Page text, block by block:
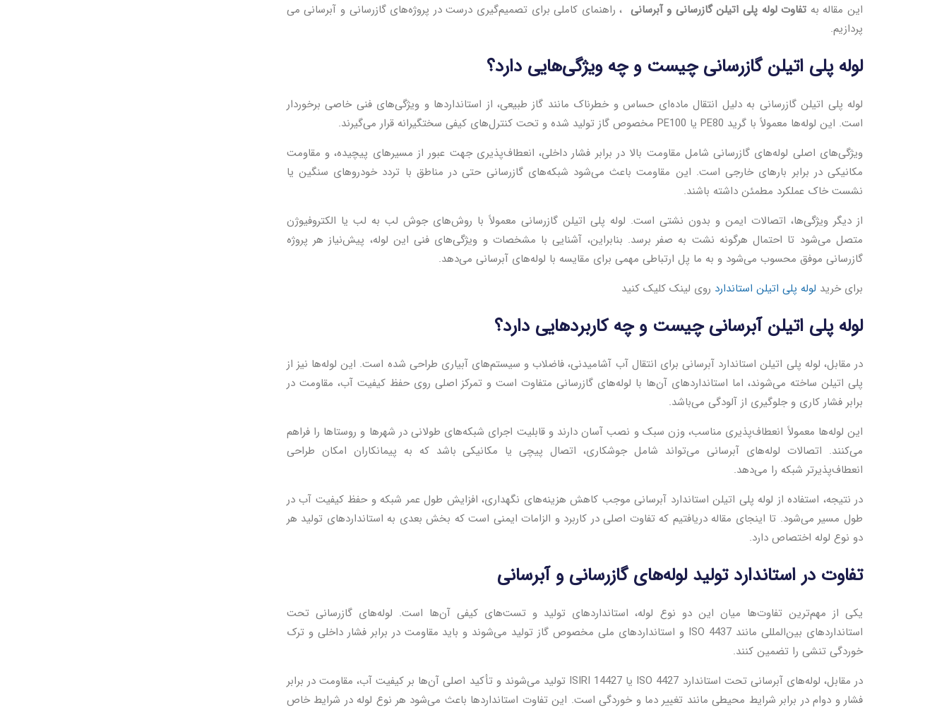
این مقاله به تفاوت لوله پلی اتیلن گازرسانی و آبرسانی ، راهنمای کاملی برای تصمیم‌گیری درست در پروژه‌های گازرسانی و آبرسانی می
پردازیم.
لوله پلی اتیلن گازرسانی چیست و چه ویژگی‌هایی دارد؟
لوله پلی اتیلن گازرسانی به دلیل انتقال ماده‌ای حساس و خطرناک مانند گاز طبیعی، از استانداردها و ویژگی‌های فنی خاصی برخوردار
است. این لوله‌ها معمولاً با گرید PE80 یا PE100 مخصوص گاز تولید شده و تحت کنترل‌های کیفی سختگیرانه قرار می‌گیرند.
ویژگی‌های اصلی لوله‌های گازرسانی شامل مقاومت بالا در برابر فشار داخلی، انعطاف‌پذیری جهت عبور از مسیرهای پیچیده، و مقاومت
مکانیکی در برابر بارهای خارجی است. این مقاومت باعث می‌شود شبکه‌های گازرسانی حتی در مناطق با تردد خودروهای سنگین یا
نشست خاک عملکرد مطمئن داشته باشند.
از دیگر ویژگی‌ها، اتصالات ایمن و بدون نشتی است. لوله پلی اتیلن گازرسانی معمولاً با روش‌های جوش لب به لب یا الکتروفیوژن
متصل می‌شود تا احتمال هرگونه نشت به صفر برسد. بنابراین، آشنایی با مشخصات و ویژگی‌های فنی این لوله، پیش‌نیاز هر پروژه
گازرسانی موفق محسوب می‌شود و به ما پل ارتباطی مهمی برای مقایسه با لوله‌های آبرسانی می‌دهد.
برای خرید لوله پلی اتیلن استاندارد روی لینک کلیک کنید
لوله پلی اتیلن آبرسانی چیست و چه کاربردهایی دارد؟
در مقابل، لوله پلی اتیلن استاندارد آبرسانی برای انتقال آب آشامیدنی، فاضلاب و سیستم‌های آبیاری طراحی شده است. این لوله‌ها نیز از
پلی اتیلن ساخته می‌شوند، اما استانداردهای آن‌ها با لوله‌های گازرسانی متفاوت است و تمرکز اصلی روی حفظ کیفیت آب، مقاومت در
برابر فشار کاری و جلوگیری از آلودگی می‌باشد.
این لوله‌ها معمولاً انعطاف‌پذیری مناسب، وزن سبک و نصب آسان دارند و قابلیت اجرای شبکه‌های طولانی در شهرها و روستاها را فراهم
می‌کنند. اتصالات لوله‌های آبرسانی می‌تواند شامل جوشکاری، اتصال پیچی یا مکانیکی باشد که به پیمانکاران امکان طراحی
انعطاف‌پذیرتر شبکه را می‌دهد.
در نتیجه، استفاده از لوله پلی اتیلن استاندارد آبرسانی موجب کاهش هزینه‌های نگهداری، افزایش طول عمر شبکه و حفظ کیفیت آب در
طول مسیر می‌شود. تا اینجای مقاله دریافتیم که تفاوت اصلی در کاربرد و الزامات ایمنی است که بخش بعدی به استانداردهای تولید هر
دو نوع لوله اختصاص دارد.
تفاوت در استاندارد تولید لوله‌های گازرسانی و آبرسانی
یکی از مهم‌ترین تفاوت‌ها میان این دو نوع لوله، استانداردهای تولید و تست‌های کیفی آن‌ها است. لوله‌های گازرسانی تحت
استانداردهای بین‌المللی مانند ISO 4437 و استانداردهای ملی مخصوص گاز تولید می‌شوند و باید مقاومت در برابر فشار داخلی و ترک
خوردگی تنشی را تضمین کنند.
در مقابل، لوله‌های آبرسانی تحت استاندارد ISO 4427 یا ISIRI 14427 تولید می‌شوند و تأکید اصلی آن‌ها بر کیفیت آب، مقاومت در برابر
فشار و دوام در برابر شرایط محیطی مانند تغییر دما و خوردگی است. این تفاوت استانداردها باعث می‌شود هر نوع لوله در شرایط خاص